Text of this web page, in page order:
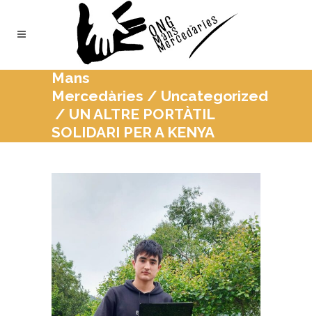
Mans
Mercedàries / Uncategorized
/ UN ALTRE PORTÀTIL
SOLIDARI PER A KENYA